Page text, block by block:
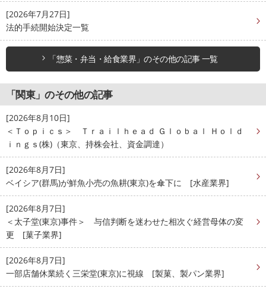
[2026年7月27日]
法的手続開始決定一覧
「惣菜・弁当・給食業界」のその他の記事 一覧
「関東」のその他の記事
[2026年8月10日]
＜Ｔｏｐｉｃｓ＞ Ｔｒａｉｌｈｅａｄ Ｇｌｏｂａｌ Ｈｏｌｄ
ｉｎｇｓ(株)（東京、持株会社、資金調達）
[2026年8月7日]
ベイシア(群馬)が鮮魚小売の魚耕(東京)を傘下に [水産業界]
[2026年8月7日]
＜太子堂(東京)事件＞ 与信判断を迷わせた相次ぐ経営母体の変
更 [菓子業界]
[2026年8月7日]
一部店舗休業続く三栄堂(東京)に視線 [製菓、製パン業界]